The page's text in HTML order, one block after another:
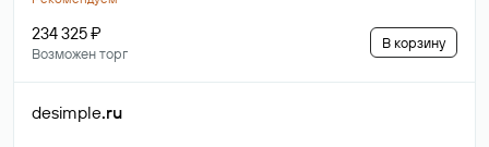
234 325 ₽
Возможен торг
В корзину
desimple.ru